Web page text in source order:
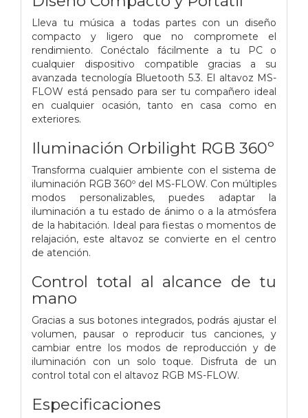
Lleva tu música a todas partes con un diseño
compacto y ligero que no compromete el
rendimiento. Conéctalo fácilmente a tu PC o
cualquier dispositivo compatible gracias a su
avanzada tecnología Bluetooth 5.3. El altavoz MS-
FLOW está pensado para ser tu compañero ideal
en cualquier ocasión, tanto en casa como en
exteriores.
Iluminación Orbilight RGB 360º
Transforma cualquier ambiente con el sistema de
iluminación RGB 360º del MS-FLOW. Con múltiples
modos personalizables, puedes adaptar la
iluminación a tu estado de ánimo o a la atmósfera
de la habitación. Ideal para fiestas o momentos de
relajación, este altavoz se convierte en el centro
de atención.
Control total al alcance de tu
mano
Gracias a sus botones integrados, podrás ajustar el
volumen, pausar o reproducir tus canciones, y
cambiar entre los modos de reproducción y de
iluminación con un solo toque. Disfruta de un
control total con el altavoz RGB MS-FLOW.
Especificaciones